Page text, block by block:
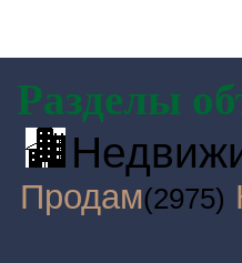
Разделы
Продам(2975)